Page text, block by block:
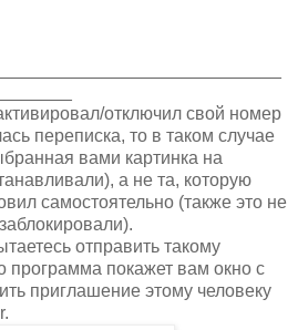
отключил свой номер
переписка, то в таком случае
вами картинка на
а не та, которую
самостоятельно (также это не
отправить такому
программа покажет вам окно с
приглашение этому человеку